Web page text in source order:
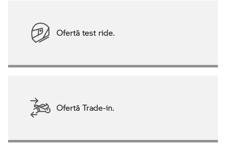
Ofertă test ride.
Ofertă Trade-in.